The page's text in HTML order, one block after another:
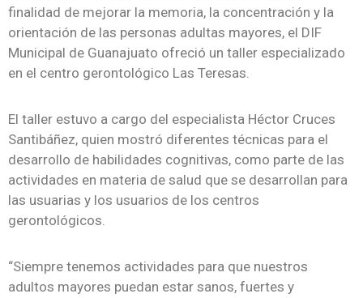
finalidad de mejorar la memoria, la concentración y la
orientación de las personas adultas mayores, el DIF
Municipal de Guanajuato ofreció un taller especializado
en el centro gerontológico Las Teresas.
El taller estuvo a cargo del especialista Héctor Cruces
Santibáñez, quien mostró diferentes técnicas para el
desarrollo de habilidades cognitivas, como parte de las
actividades en materia de salud que se desarrollan para
las usuarias y los usuarios de los centros
gerontológicos.
“Siempre tenemos actividades para que nuestros
adultos mayores puedan estar sanos, fuertes y